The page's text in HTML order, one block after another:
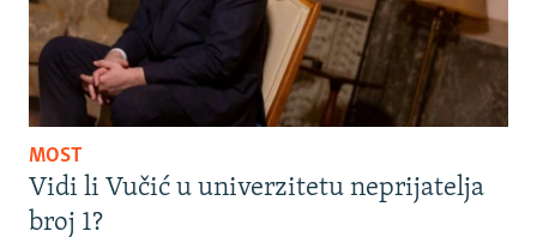
MOST
Vidi li Vučić u univerzitetu neprijatelja
broj 1?